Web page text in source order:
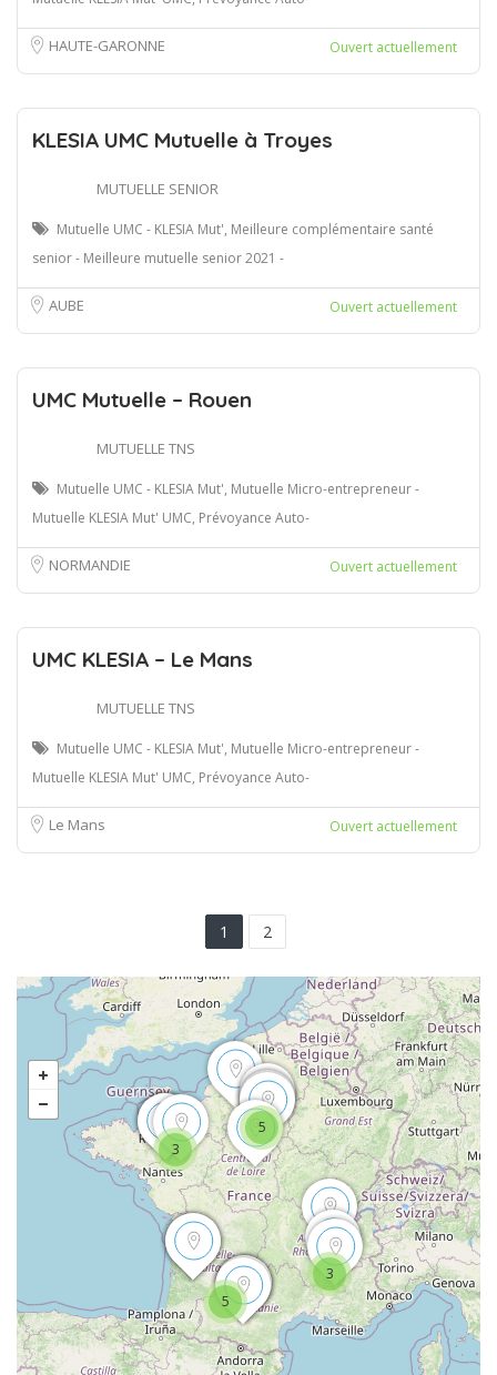
HAUTE-GARONNE Ouvert actuellement
KLESIA UMC Mutuelle à Troyes
MUTUELLE SENIOR
Mutuelle UMC - KLESIA Mut', Meilleure complémentaire santé
senior - Meilleure mutuelle senior 2021 -
AUBE Ouvert actuellement
UMC Mutuelle – Rouen
MUTUELLE TNS
Mutuelle UMC - KLESIA Mut', Mutuelle Micro-entrepreneur -
Mutuelle KLESIA Mut' UMC, Prévoyance Auto-
NORMANDIE Ouvert actuellement
UMC KLESIA – Le Mans
MUTUELLE TNS
Mutuelle UMC - KLESIA Mut', Mutuelle Micro-entrepreneur -
Mutuelle KLESIA Mut' UMC, Prévoyance Auto-
Le Mans Ouvert actuellement
1 2
3
3
5
5